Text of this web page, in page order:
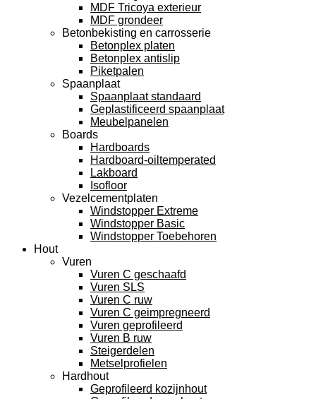
MDF Tricoya exterieur
MDF grondeer
Betonbekisting en carrosserie
Betonplex platen
Betonplex antislip
Piketpalen
Spaanplaat
Spaanplaat standaard
Geplastificeerd spaanplaat
Meubelpanelen
Boards
Hardboards
Hardboard-oiltemperated
Lakboard
Isofloor
Vezelcementplaten
Windstopper Extreme
Windstopper Basic
Windstopper Toebehoren
Hout
Vuren
Vuren C geschaafd
Vuren SLS
Vuren C ruw
Vuren C geimpregneerd
Vuren geprofileerd
Vuren B ruw
Steigerdelen
Metselprofielen
Hardhout
Geprofileerd kozijnhout